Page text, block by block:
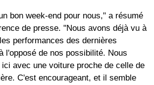
bon week-end pour nous," a résumé
de presse. "Nous avons déjà vu à
performances des dernières
l'opposé de nos possibilité. Nous
avec une voiture proche de celle de
C'est encourageant, et il semble